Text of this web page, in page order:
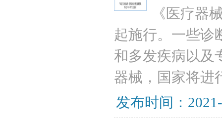
《医疗器
起施行。一些诊
和多发疾病以及
器械，国家将进
发布时间：